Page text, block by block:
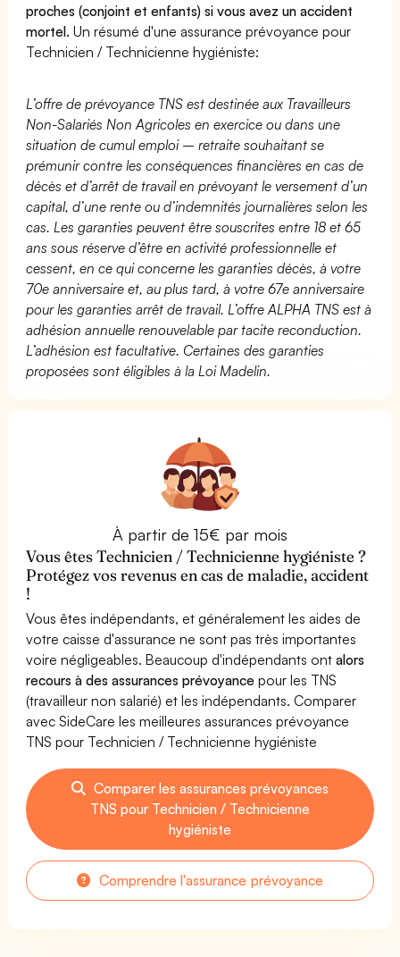
proches (conjoint et enfants) si vous avez un accident
mortel. Un résumé d'une assurance prévoyance pour
Technicien / Technicienne hygiéniste:
L’offre de prévoyance TNS est destinée aux Travailleurs
Non-Salariés Non Agricoles en exercice ou dans une
situation de cumul emploi – retraite souhaitant se
prémunir contre les conséquences financières en cas de
décès et d’arrêt de travail en prévoyant le versement d’un
capital, d’une rente ou d’indemnités journalières selon les
cas. Les garanties peuvent être souscrites entre 18 et 65
ans sous réserve d’être en activité professionnelle et
cessent, en ce qui concerne les garanties décès, à votre
70e anniversaire et, au plus tard, à votre 67e anniversaire
pour les garanties arrêt de travail. L’offre ALPHA TNS est à
adhésion annuelle renouvelable par tacite reconduction.
L’adhésion est facultative. Certaines des garanties
proposées sont éligibles à la Loi Madelin.
À partir de 15€ par mois
Vous êtes Technicien / Technicienne hygiéniste ?
Protégez vos revenus en cas de maladie, accident
!
Vous êtes indépendants, et généralement les aides de
votre caisse d'assurance ne sont pas très importantes
voire négligeables. Beaucoup d'indépendants ontalors
recours à des assurances prévoyance pour les TNS
(travailleur non salarié) et les indépendants. Comparer
avec SideCare les meilleures assurances prévoyance
TNS pour Technicien / Technicienne hygiéniste
Comparer les assurances prévoyances
TNS pour Technicien / Technicienne
hygiéniste
Comprendre l'assurance prévoyance